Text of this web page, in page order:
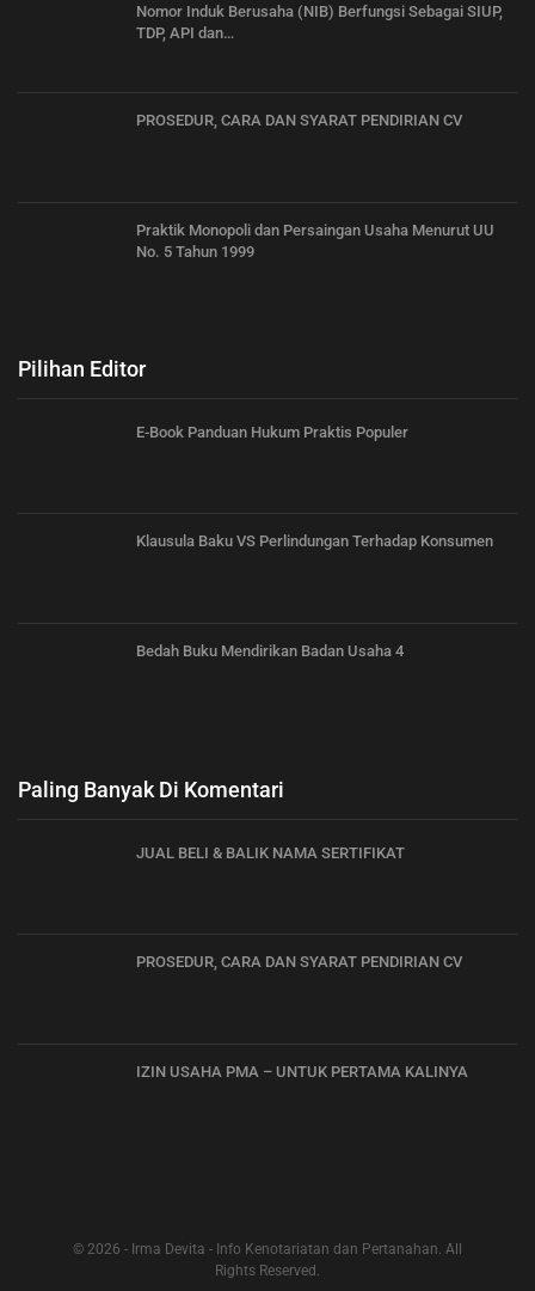
Nomor Induk Berusaha (NIB) Berfungsi Sebagai SIUP,
TDP, API dan…
PROSEDUR, CARA DAN SYARAT PENDIRIAN CV
Praktik Monopoli dan Persaingan Usaha Menurut UU
No. 5 Tahun 1999
Pilihan Editor
E-Book Panduan Hukum Praktis Populer
Klausula Baku VS Perlindungan Terhadap Konsumen
Bedah Buku Mendirikan Badan Usaha 4
Paling Banyak Di Komentari
JUAL BELI & BALIK NAMA SERTIFIKAT
PROSEDUR, CARA DAN SYARAT PENDIRIAN CV
IZIN USAHA PMA – UNTUK PERTAMA KALINYA
© 2026 - Irma Devita - Info Kenotariatan dan Pertanahan. All
Rights Reserved.